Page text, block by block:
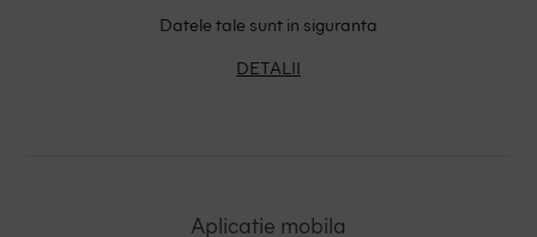
Datele tale sunt in siguranta
DETALII
Aplicatie mobila